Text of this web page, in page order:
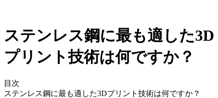
ステンレス鋼に最も適した3D
プリント技術は何ですか？
目次
ステンレス鋼に最も適した3Dプリント技術は何ですか？